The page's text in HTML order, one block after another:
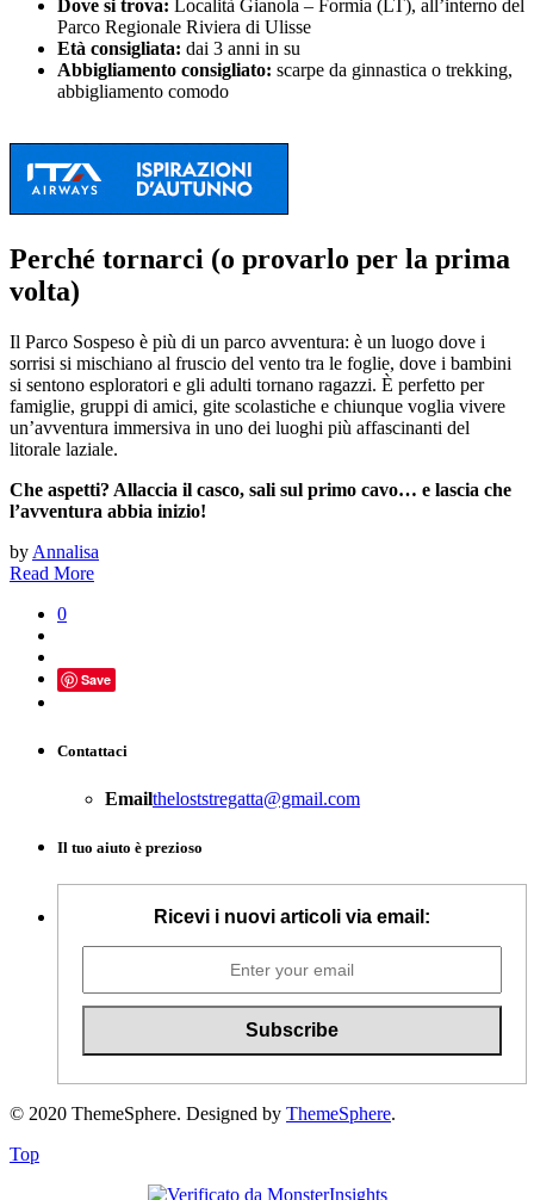
Dove si trova: Località Gianola – Formia (LT), all’interno del
Parco Regionale Riviera di Ulisse
Età consigliata: dai 3 anni in su
Abbigliamento consigliato: scarpe da ginnastica o trekking,
abbigliamento comodo
Perché tornarci (o provarlo per la prima
volta)
Il Parco Sospeso è più di un parco avventura: è un luogo dove i
sorrisi si mischiano al fruscio del vento tra le foglie, dove i bambini
si sentono esploratori e gli adulti tornano ragazzi. È perfetto per
famiglie, gruppi di amici, gite scolastiche e chiunque voglia vivere
un’avventura immersiva in uno dei luoghi più affascinanti del
litorale laziale.
Che aspetti? Allaccia il casco, sali sul primo cavo… e lascia che
l’avventura abbia inizio!
by Annalisa
Read More
0
Save
Contattaci
Emailtheloststregatta@gmail.com
Il tuo aiuto è prezioso
Ricevi i nuovi articoli via email:
© 2020 ThemeSphere. Designed by ThemeSphere.
Top